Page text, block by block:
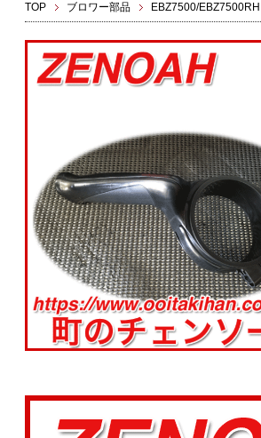
TOP ブロワー部品 EBZ7500/EBZ7500RH